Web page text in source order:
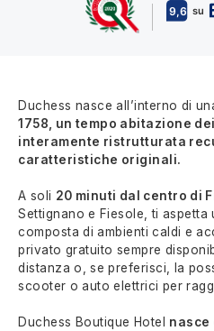
Duchess nasce all’interno di
1758, un tempo abitazione
interamente ristrutturata
caratteristiche originali.
A soli 20 minuti dal centro di
Settignano e Fiesole, ti aspetta
composta di ambienti caldi e
privato gratuito sempre
distanza o, se preferisci, la
scooter o auto elettrici per
Duchess Boutique Hotel nasce